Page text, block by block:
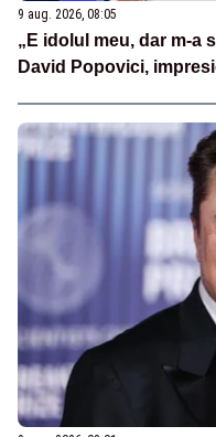
9 aug. 2026, 08:05
„E idolul meu, dar m-a
David Popovici,